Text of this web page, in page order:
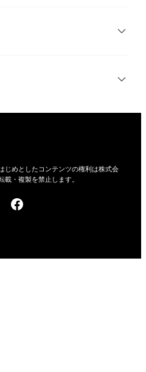
じめとしたコンテンツの権利は株式会
載・複製を禁止します。